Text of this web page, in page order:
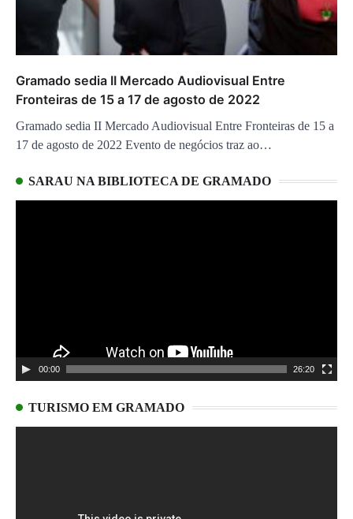
Gramado sedia II Mercado Audiovisual Entre
Fronteiras de 15 a 17 de agosto de 2022
Gramado sedia II Mercado Audiovisual Entre Fronteiras de 15 a
17 de agosto de 2022 Evento de negócios traz ao…
SARAU NA BIBLIOTECA DE GRAMADO
00:00 26:20
TURISMO EM GRAMADO